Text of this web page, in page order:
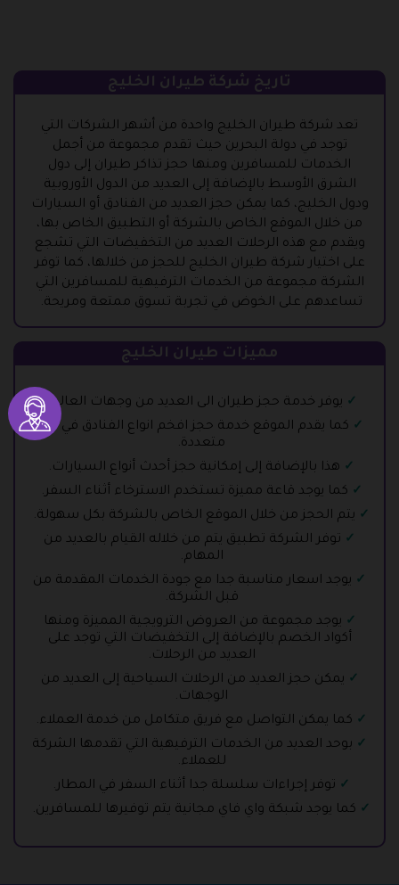
تاريخ شركة طيران الخليج
تعد شركة طيران الخليج واحدة من أشهر الشركات التي
توجد في دولة البحرين حيث تقدم مجموعة من أجمل
الخدمات للمسافرين ومنها حجز تذاكر طيران إلى دول
الشرق الأوسط بالإضافة إلى العديد من الدول الأوروبية
ودول الخليج، كما يمكن حجز العديد من الفنادق أو السيارات
من خلال الموقع الخاص بالشركة أو التطبيق الخاص بها،
ويقدم مع هذه الرحلات العديد من التخفيضات التي تشجع
على اختيار شركة طيران الخليج للحجز من خلالها، كما توفر
الشركة مجموعة من الخدمات الترفيهية للمسافرين التي
تساعدهم على الخوض في تجربة تسوق ممتعة ومريحة.
مميزات طيران الخليج
يوفر خدمة حجز طيران الى العديد من وجهات العالم.
كما يقدم الموقع خدمة حجز افخم انواع الفنادق في دول
متعددة.
هذا بالإضافة إلى إمكانية حجز أحدث أنواع السيارات.
كما يوجد قاعة مميزة تستخدم الاسترخاء أثناء السفر.
يتم الحجز من خلال الموقع الخاص بالشركة بكل سهولة.
توفر الشركة تطبيق يتم من خلاله القيام بالعديد من
المهام.
يوجد اسعار مناسبة جدا مع جودة الخدمات المقدمة من
قبل الشركة.
يوجد مجموعة من العروض الترويجية المميزة ومنها
أكواد الخصم بالإضافة إلى التخفيضات التي توجد على
العديد من الرحلات.
يمكن حجز العديد من الرحلات السياحية إلى العديد من
الوجهات.
كما يمكن التواصل مع فريق متكامل من خدمة العملاء.
بوحد العديد من الخدمات الترفيهية التي تقدمها الشركة
للعملاء.
توفر إجراءات سلسلة جدا أثناء السفر في المطار.
كما يوجد شبكة واي فاي مجانية يتم توفيرها للمسافرين.